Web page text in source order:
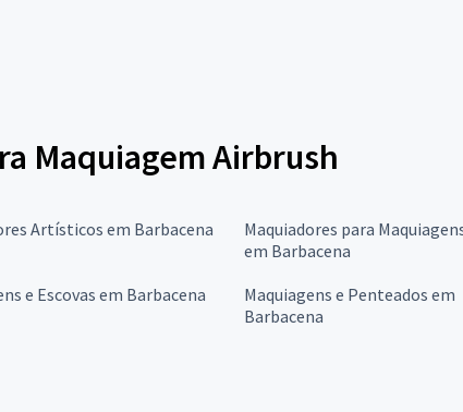
Maquiagem Airbrush
Artísticos em Barbacena
Maquiadores para
em Barbacena
e Escovas em Barbacena
Maquiagens e Penteados em
Barbacena